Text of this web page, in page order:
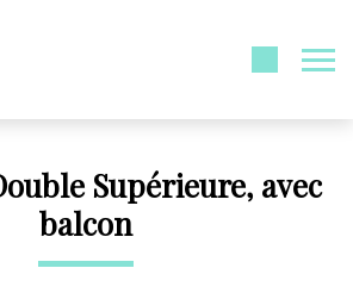
Supérieure, avec
balcon